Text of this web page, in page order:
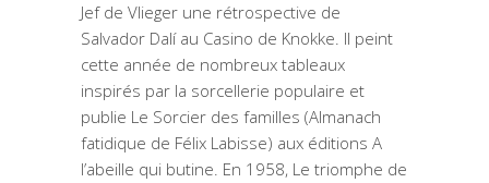
Jef de Vlieger une rétrospective de
Salvador Dalí au Casino de Knokke. Il peint
cette année de nombreux tableaux
inspirés par la sorcellerie populaire et
publie Le Sorcier des familles (Almanach
fatidique de Félix Labisse) aux éditions A
l’abeille qui butine. En 1958, Le triomphe de